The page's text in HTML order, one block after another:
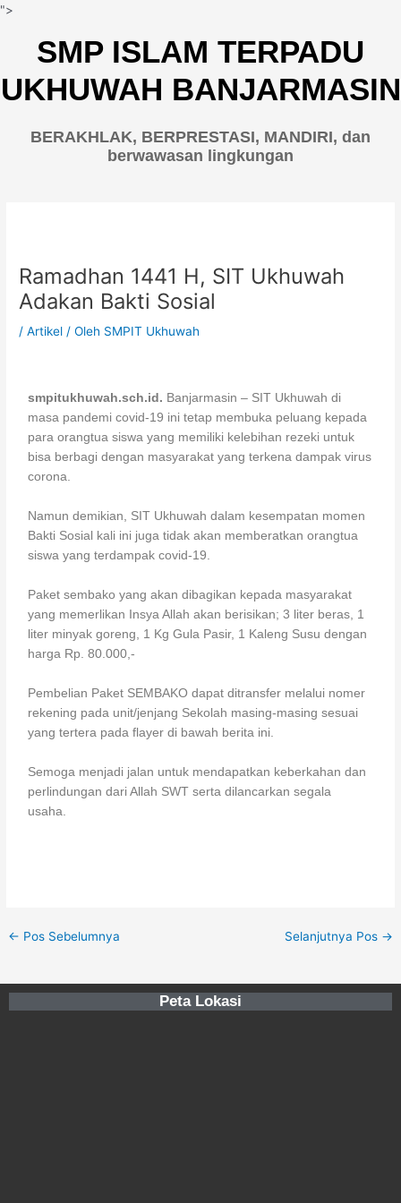
">
kontenSMP ISLAM TERPADU
UKHUWAH BANJARMASIN
BERAKHLAK, BERPRESTASI, MANDIRI, dan
berwawasan lingkungan
Ramadhan 1441 H, SIT Ukhuwah
Adakan Bakti Sosial
/Artikel / Oleh SMPIT Ukhuwah
smpitukhuwah.sch.id. Banjarmasin – SIT Ukhuwah di
masa pandemi covid-19 ini tetap membuka peluang kepada
para orangtua siswa yang memiliki kelebihan rezeki untuk
bisa berbagi dengan masyarakat yang terkena dampak virus
corona.
Namun demikian, SIT Ukhuwah dalam kesempatan momen
Bakti Sosial kali ini juga tidak akan memberatkan orangtua
siswa yang terdampak covid-19.
Paket sembako yang akan dibagikan kepada masyarakat
yang memerlikan Insya Allah akan berisikan; 3 liter beras, 1
liter minyak goreng, 1 Kg Gula Pasir, 1 Kaleng Susu dengan
harga Rp. 80.000,-
Pembelian Paket SEMBAKO dapat ditransfer melalui nomer
rekening pada unit/jenjang Sekolah masing-masing sesuai
yang tertera pada flayer di bawah berita ini.
Semoga menjadi jalan untuk mendapatkan keberkahan dan
perlindungan dari Allah SWT serta dilancarkan segala
usaha.
← Pos Sebelumnya Selanjutnya Pos →
Peta Lokasi